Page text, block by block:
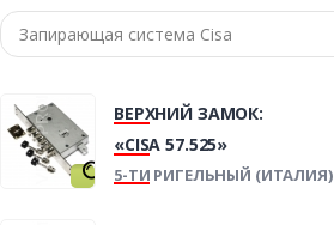
ВЕРХНИЙ ЗАМОК:
«CISA 57.525»
5-ТИ РИГЕЛЬНЫЙ (ИТАЛИЯ)